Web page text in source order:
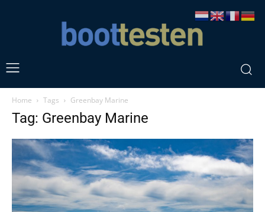
Home Tags Greenbay Marine
Tag: Greenbay Marine